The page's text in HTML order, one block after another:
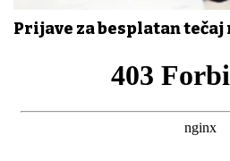
Prijave za besplatan